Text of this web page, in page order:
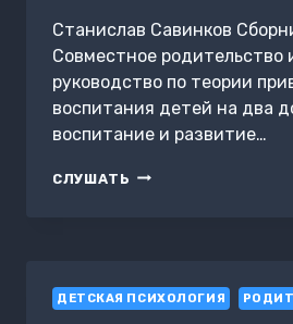
Станислав Савинков
Совместное родительство
руководство по теории
воспитания детей на два
воспитание и развитие…
СЛУШАТЬ СОВМЕСТНОЕ
ПО
ДЕТСКАЯ ПСИХОЛОГИЯ